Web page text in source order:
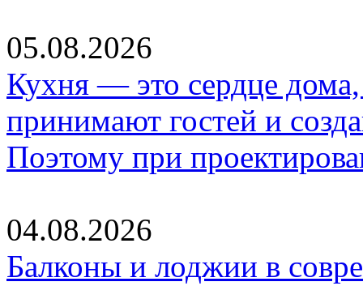
05.08.2026
Кухня — это сердце дома,
принимают гостей и
Поэтому при
04.08.2026
Балконы и лоджии в